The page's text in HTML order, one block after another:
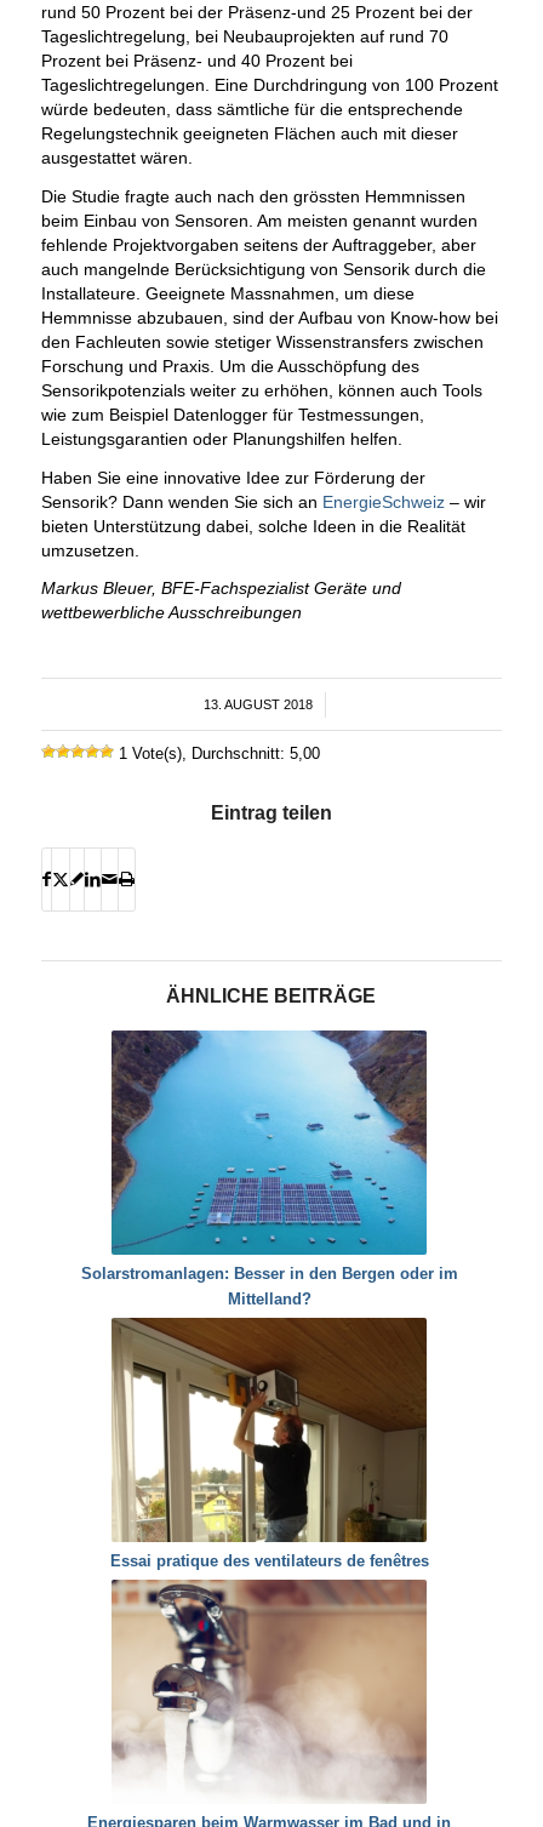
rund 50 Prozent bei der Präsenz-und 25 Prozent bei der
Tageslichtregelung, bei Neubauprojekten auf rund 70
Prozent bei Präsenz- und 40 Prozent bei
Tageslichtregelungen. Eine Durchdringung von 100 Prozent
würde bedeuten, dass sämtliche für die entsprechende
Regelungstechnik geeigneten Flächen auch mit dieser
ausgestattet wären.
Die Studie fragte auch nach den grössten Hemmnissen
beim Einbau von Sensoren. Am meisten genannt wurden
fehlende Projektvorgaben seitens der Auftraggeber, aber
auch mangelnde Berücksichtigung von Sensorik durch die
Installateure. Geeignete Massnahmen, um diese
Hemmnisse abzubauen, sind der Aufbau von Know-how bei
den Fachleuten sowie stetiger Wissenstransfers zwischen
Forschung und Praxis. Um die Ausschöpfung des
Sensorikpotenzials weiter zu erhöhen, können auch Tools
wie zum Beispiel Datenlogger für Testmessungen,
Leistungsgarantien oder Planungshilfen helfen.
Haben Sie eine innovative Idee zur Förderung der
Sensorik? Dann wenden Sie sich an EnergieSchweiz– wir
bieten Unterstützung dabei, solche Ideen in die Realität
umzusetzen.
Markus Bleuer, BFE-Fachspezialist Geräte und
wettbewerbliche Ausschreibungen
13. AUGUST 2018
/
1 Vote(s), Durchschnitt: 5,00
Eintrag teilen
ÄHNLICHE BEITRÄGE
Solarstromanlagen: Besser in den Bergen oder im
Mittelland?
Essai pratique des ventilateurs de fenêtres
Energiesparen beim Warmwasser im Bad und in